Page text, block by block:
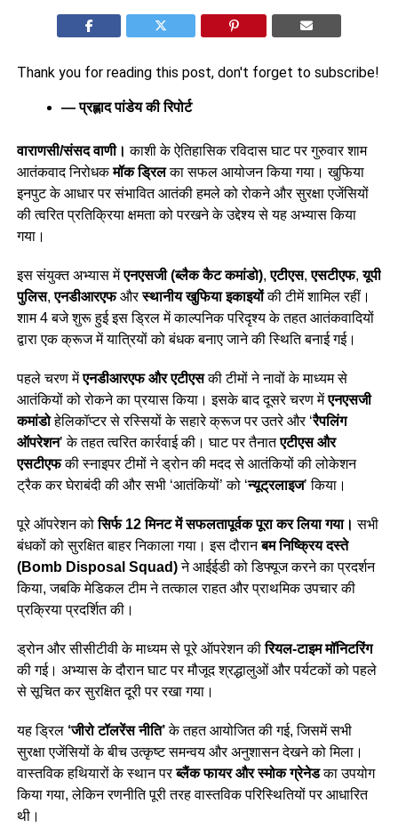
Thank you for reading this post, don't forget to subscribe!
— प्रह्लाद पांडेय की रिपोर्ट
वाराणसी/संसद वाणी।काशी के ऐतिहासिक रविदास घाट पर गुरुवार शाम
आतंकवाद निरोधकमॉक ड्रिलका सफल आयोजन किया गया। खुफिया
इनपुट के आधार पर संभावित आतंकी हमले को रोकने और सुरक्षा एजेंसियों
की त्वरित प्रतिक्रिया क्षमता को परखने के उद्देश्य से यह अभ्यास किया
गया।
इस संयुक्त अभ्यास मेंएनएसजी (ब्लैक कैट कमांडो),एटीएस,एसटीएफ,यूपी
पुलिस,एनडीआरएफऔरस्थानीय खुफिया इकाइयोंकी टीमें शामिल रहीं।
शाम 4 बजे शुरू हुई इस ड्रिल में काल्पनिक परिदृश्य के तहत आतंकवादियों
द्वारा एक क्रूज में यात्रियों को बंधक बनाए जाने की स्थिति बनाई गई।
पहले चरण मेंएनडीआरएफ और एटीएसकी टीमों ने नावों के माध्यम से
आतंकियों को रोकने का प्रयास किया। इसके बाद दूसरे चरण मेंएनएसजी
कमांडोहेलिकॉप्टर से रस्सियों के सहारे क्रूज पर उतरे और ‘रैपलिंग
ऑपरेशन’ के तहत त्वरित कार्रवाई की। घाट पर तैनातएटीएस और
एसटीएफकी स्नाइपर टीमों ने ड्रोन की मदद से आतंकियों की लोकेशन
ट्रैक कर घेराबंदी की और सभी ‘आतंकियों’ को ‘न्यूट्रलाइज’ किया।
पूरे ऑपरेशन कोसिर्फ 12 मिनट में सफलतापूर्वक पूरा कर लिया गया। सभी
बंधकों को सुरक्षित बाहर निकाला गया। इस दौरानबम निष्क्रिय दस्ते
(Bomb Disposal Squad)ने आईईडी को डिफ्यूज करने का प्रदर्शन
किया, जबकि मेडिकल टीम ने तत्काल राहत और प्राथमिक उपचार की
प्रक्रिया प्रदर्शित की।
ड्रोन और सीसीटीवी के माध्यम से पूरे ऑपरेशन कीरियल-टाइम मॉनिटरिंग
की गई। अभ्यास के दौरान घाट पर मौजूद श्रद्धालुओं और पर्यटकों को पहले
से सूचित कर सुरक्षित दूरी पर रखा गया।
यह ड्रिल ‘जीरो टॉलरेंस नीति’के तहत आयोजित की गई, जिसमें सभी
सुरक्षा एजेंसियों के बीच उत्कृष्ट समन्वय और अनुशासन देखने को मिला।
वास्तविक हथियारों के स्थान परब्लैंक फायर और स्मोक ग्रेनेडका उपयोग
किया गया, लेकिन रणनीति पूरी तरह वास्तविक परिस्थितियों पर आधारित
थी।